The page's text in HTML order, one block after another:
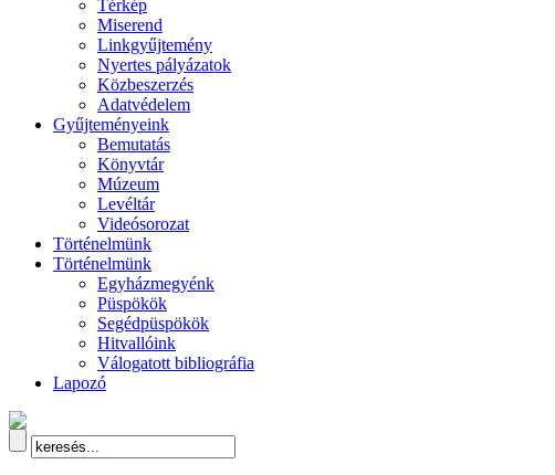
Térkép
Miserend
Linkgyűjtemény
Nyertes pályázatok
Közbeszerzés
Adatvédelem
Gyűjteményeink
Bemutatás
Könyvtár
Múzeum
Levéltár
Videósorozat
Történelmünk
Történelmünk
Egyházmegyénk
Püspökök
Segédpüspökök
Hitvallóink
Válogatott bibliográfia
Lapozó